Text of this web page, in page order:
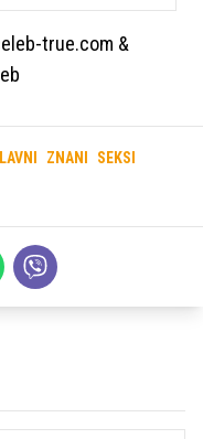
true.com &
ZNANI SEKSI